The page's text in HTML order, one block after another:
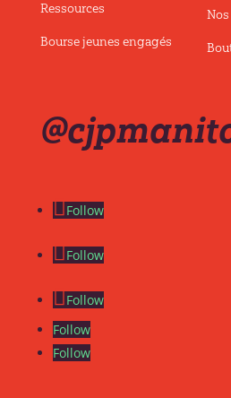
Ressources
Bourse jeunes engagés
Follow
Follow
Follow
Follow
Follow